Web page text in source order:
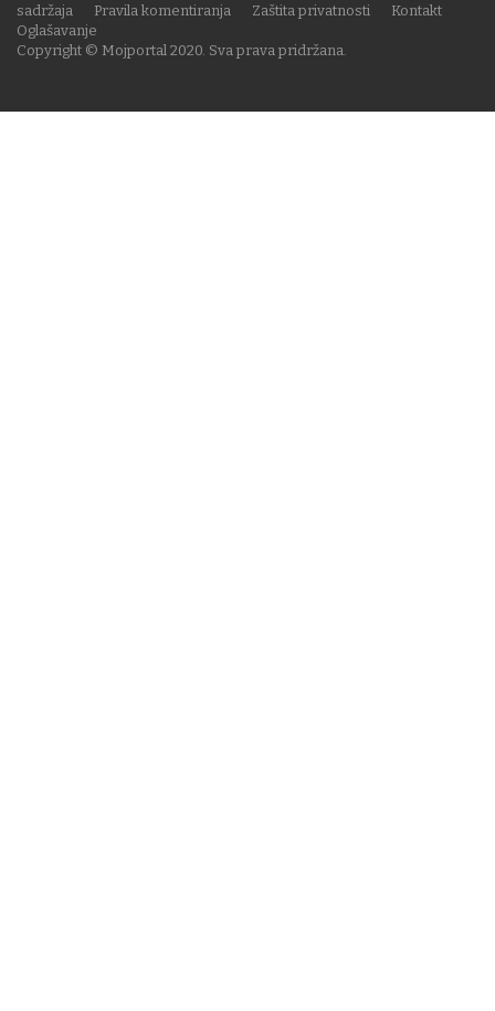
Copyright © Mojportal 2020. Sva prava pridržana.
sadržaja
Pravila komentiranja Zaštita privatnosti
Kontakt
Oglašavanje